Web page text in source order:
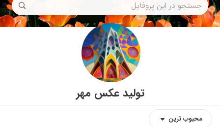
تولید عکس مهر
محبوب‌‌‌ ترین
دکوراسیون و فضاها
هنرمندان ایرانی
کسب درآمد از فروش تصاویر
021 28428845
بلاگ پارس استاک